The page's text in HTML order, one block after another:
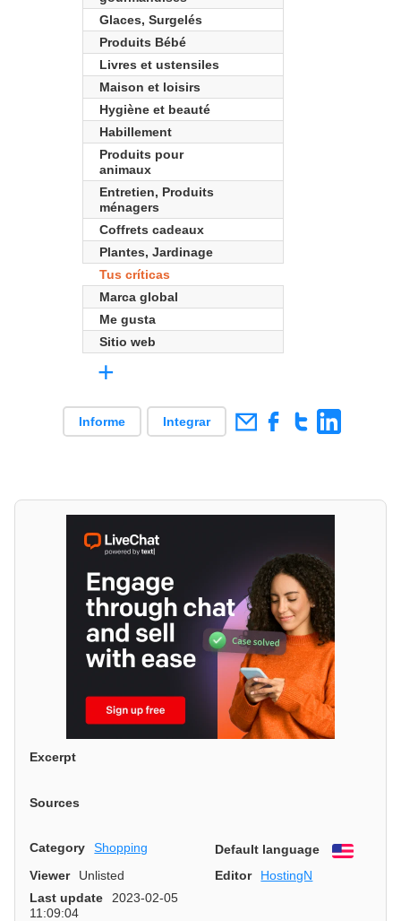
Glaces, Surgelés
Produits Bébé
Livres et ustensiles
Maison et loisirs
Hygiène et beauté
Habillement
Produits pour
animaux
Entretien, Produits
ménagers
Coffrets cadeaux
Plantes, Jardinage
Tus críticas
Marca global
Me gusta
Sitio web
+
Informe Integrar
Excerpt
Sources
Category Shopping Default language
English
Viewer
Unlisted Editor
HostingN
Last update
2023-02-05
11:09:04